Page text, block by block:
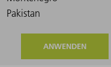
ANWENDEN